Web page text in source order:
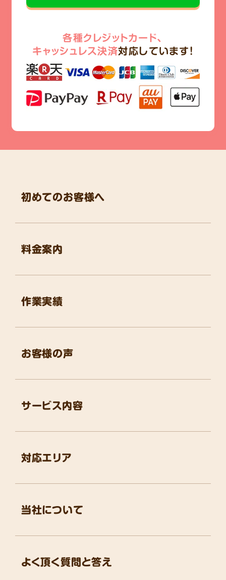
各種クレジットカード、
キャッシュレス決済対応しています!
初めてのお客様へ
料金案内
作業実績
お客様の声
よく頂く質問と答え
サービス内容
対応エリア
当社について